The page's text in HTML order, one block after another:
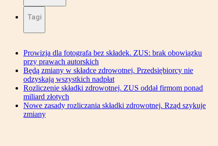
Tagi
Prowizja dla fotografa bez składek. ZUS: brak obowiązku
przy prawach autorskich
Będą zmiany w składce zdrowotnej. Przedsiębiorcy nie
odzyskają wszystkich nadpłat
Rozliczenie składki zdrowotnej. ZUS oddał firmom ponad
miliard złotych
Nowe zasady rozliczania składki zdrowotnej. Rząd szykuje
zmiany